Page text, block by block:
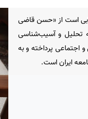
است از «حسن قاضی
تحلیل و آسیب‌شناسی
پرداخته و به
ایران است.